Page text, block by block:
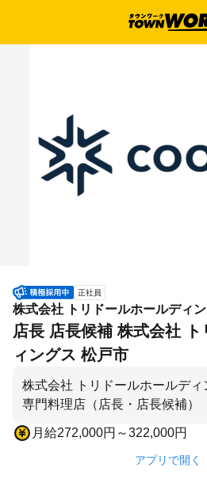
正社員
株式会社 トリドールホールディ
店長 店長候補 株式会社
ィングス 松戸市
株式会社 トリドールホールディ
専門料理店（店長・店長候補）
月給272,000円～322,000円
アプリで開く